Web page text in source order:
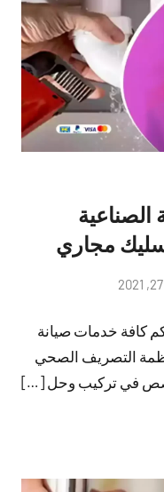
تعليقات
كافة خدمات صيانة
التصريف الصحي
في تركيب وحل […]